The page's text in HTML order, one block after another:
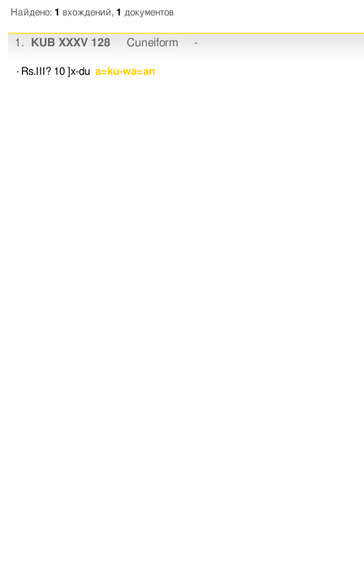
Найдено: 1 вхождений, 1 документов
1. KUB XXXV 128 Cuneiform -
· Rs.III? 10 ]x-du a=ku-wa=an